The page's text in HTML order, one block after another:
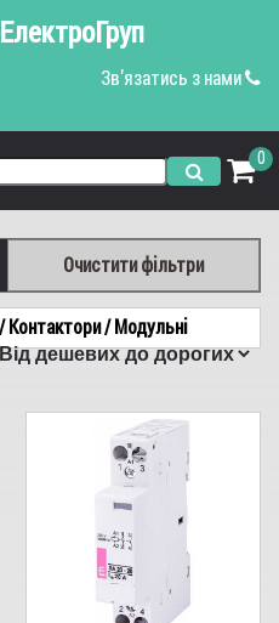
Зв'язатись з нами
0
Очистити фільтри
/ Контактори/ Модульні